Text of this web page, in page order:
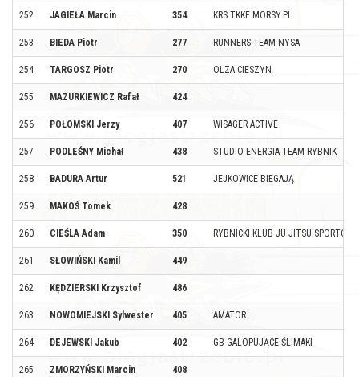
252 JAGIEŁA Marcin 354 KRS TKKF MORSY.PL
253 BIEDA Piotr 277 RUNNERS TEAM NYSA
254 TARGOSZ Piotr 270 OLZA CIESZYN
255 MAZURKIEWICZ Rafał 424
256 POŁOMSKI Jerzy 407 WISAGER ACTIVE
257 PODLEŚNY Michał 438 STUDIO ENERGIA TEAM RYBNIK
258 BADURA Artur 521 JEJKOWICE BIEGAJĄ
259 MAKOŚ Tomek 428
260 CIEŚLA Adam 350 RYBNICKI KLUB JU JITSU
261 SŁOWIŃSKI Kamil 449
262 KĘDZIERSKI Krzysztof 486
263 NOWOMIEJSKI Sylwester 405 AMATOR
264 DEJEWSKI Jakub 402 GB GALOPUJĄCE ŚLIMAKI
265 ZMORZYŃSKI Marcin 408